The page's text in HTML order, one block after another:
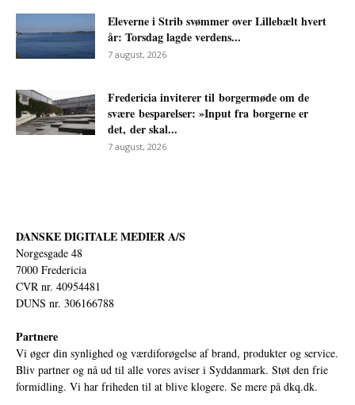
Eleverne i Strib svømmer over Lillebælt hvert
år: Torsdag lagde verdens...
7 august, 2026
Fredericia inviterer til borgermøde om de
svære besparelser: »Input fra borgerne er
det, der skal...
7 august, 2026
DANSKE DIGITALE MEDIER A/S
Norgesgade 48
7000 Fredericia
CVR nr. 40954481
DUNS nr. 306166788
Partnere
Vi øger din synlighed og værdiforøgelse af brand, produkter og service.
Bliv partner og nå ud til alle vores aviser i Syddanmark. Støt den frie
formidling. Vi har friheden til at blive klogere. Se mere på dkq.dk.